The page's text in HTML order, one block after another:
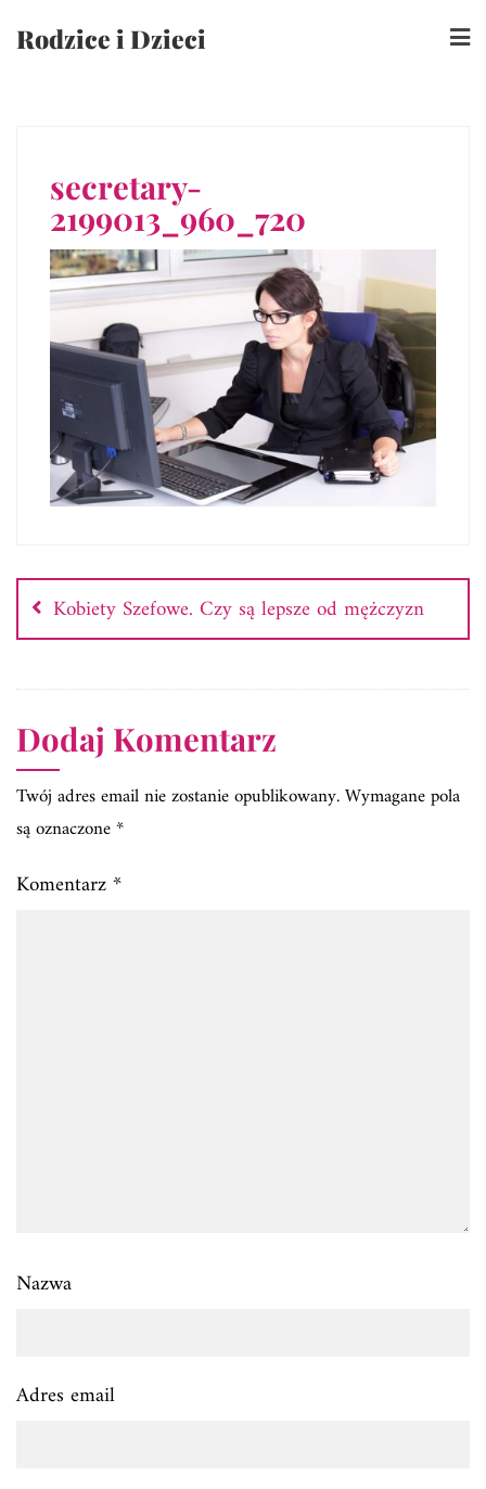
Rodzice i Dzieci
secretary-
2199013_960_720
Nawigacja
wpisu
Kobiety Szefowe. Czy są lepsze od mężczyzn
Dodaj Komentarz
Twój adres email nie zostanie opublikowany.Wymagane pola
są oznaczone*
Komentarz*
Nazwa
Adres email